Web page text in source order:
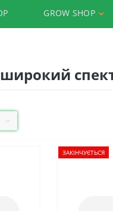
GROW SHOP
ЗАКІНЧУЄТЬСЯ